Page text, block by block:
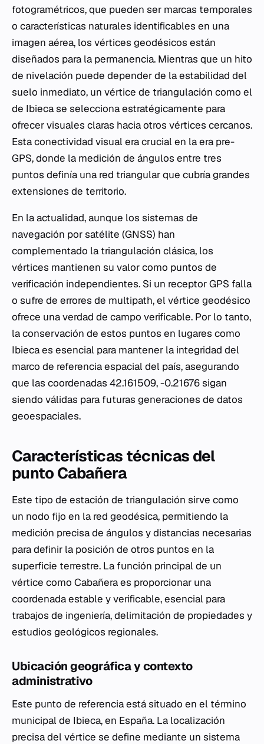
fotogramétricos, que pueden ser marcas temporales
o características naturales identificables en una
imagen aérea, los vértices geodésicos están
diseñados para la permanencia. Mientras que un hito
de nivelación puede depender de la estabilidad del
suelo inmediato, un vértice de triangulación como el
de Ibieca se selecciona estratégicamente para
ofrecer visuales claras hacia otros vértices cercanos.
Esta conectividad visual era crucial en la era pre-
GPS, donde la medición de ángulos entre tres
puntos definía una red triangular que cubría grandes
extensiones de territorio.
En la actualidad, aunque los sistemas de
navegación por satélite (GNSS) han
complementado la triangulación clásica, los
vértices mantienen su valor como puntos de
verificación independientes. Si un receptor GPS falla
o sufre de errores de multipath, el vértice geodésico
ofrece una verdad de campo verificable. Por lo tanto,
la conservación de estos puntos en lugares como
Ibieca es esencial para mantener la integridad del
marco de referencia espacial del país, asegurando
que las coordenadas 42.161509, -0.21676 sigan
siendo válidas para futuras generaciones de datos
geoespaciales.
Características técnicas del
punto Cabañera
Este tipo de estación de triangulación sirve como
un nodo fijo en la red geodésica, permitiendo la
medición precisa de ángulos y distancias necesarias
para definir la posición de otros puntos en la
superficie terrestre. La función principal de un
vértice como Cabañera es proporcionar una
coordenada estable y verificable, esencial para
trabajos de ingeniería, delimitación de propiedades y
estudios geológicos regionales.
Ubicación geográfica y contexto
administrativo
Este punto de referencia está situado en el término
municipal de Ibieca, en España. La localización
precisa del vértice se define mediante un sistema